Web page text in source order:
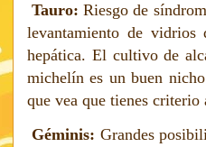
Tauro:Riesgo de
levantamiento de vidrios
hepática. El cultivo de
michelín es un buen
que vea que tienes criterio
Géminis: Grandes